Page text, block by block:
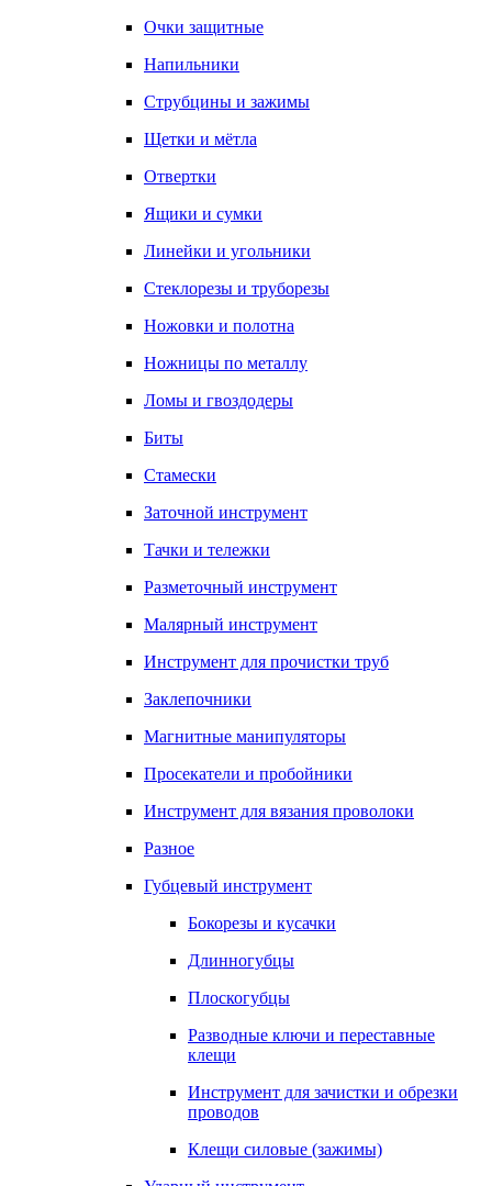
Очки защитные
Напильники
Струбцины и зажимы
Щетки и мётла
Отвертки
Ящики и сумки
Линейки и угольники
Стеклорезы и труборезы
Ножовки и полотна
Ножницы по металлу
Ломы и гвоздодеры
Биты
Стамески
Заточной инструмент
Тачки и тележки
Разметочный инструмент
Малярный инструмент
Инструмент для прочистки труб
Заклепочники
Магнитные манипуляторы
Просекатели и пробойники
Инструмент для вязания проволоки
Разное
Губцевый инструмент
Бокорезы и кусачки
Длинногубцы
Плоскогубцы
Разводные ключи и переставные
клещи
Инструмент для зачистки и обрезки
проводов
Клещи силовые (зажимы)